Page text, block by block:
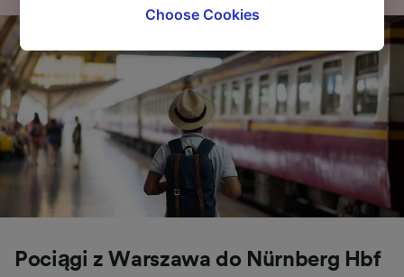
Pociągi z Warszawa do Nürnberg Hbf
browsing data. Your data will not be used for
track you.
We and our partners process data to provide:
Use precise geolocation data. Actively scan
device characteristics for identification. Store
and/or access information on a device.
Personalised advertising and content,
advertising and content measurement,
audience research and services development.
Choose Cookies